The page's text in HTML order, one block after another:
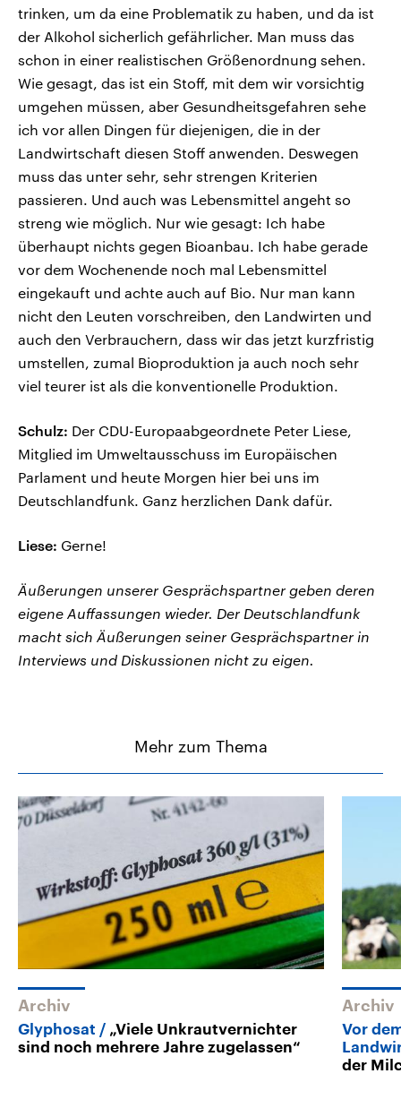
trinken, um da eine Problematik zu haben, und da ist
der Alkohol sicherlich gefährlicher. Man muss das
schon in einer realistischen Größenordnung sehen.
Wie gesagt, das ist ein Stoff, mit dem wir vorsichtig
umgehen müssen, aber Gesundheitsgefahren sehe
ich vor allen Dingen für diejenigen, die in der
Landwirtschaft diesen Stoff anwenden. Deswegen
muss das unter sehr, sehr strengen Kriterien
passieren. Und auch was Lebensmittel angeht so
streng wie möglich. Nur wie gesagt: Ich habe
überhaupt nichts gegen Bioanbau. Ich habe gerade
vor dem Wochenende noch mal Lebensmittel
eingekauft und achte auch auf Bio. Nur man kann
nicht den Leuten vorschreiben, den Landwirten und
auch den Verbrauchern, dass wir das jetzt kurzfristig
umstellen, zumal Bioproduktion ja auch noch sehr
viel teurer ist als die konventionelle Produktion.
Schulz: Der CDU-Europaabgeordnete Peter Liese,
Mitglied im Umweltausschuss im Europäischen
Parlament und heute Morgen hier bei uns im
Deutschlandfunk. Ganz herzlichen Dank dafür.
Liese: Gerne!
Äußerungen unserer Gesprächspartner geben deren
eigene Auffassungen wieder. Der Deutschlandfunk
macht sich Äußerungen seiner Gesprächspartner in
Interviews und Diskussionen nicht zu eigen.
Mehr zum Thema
Archiv
Glyphosat
„Viele Unkrautvernichter
sind noch mehrere Jahre zugelassen“
Archiv
Vor
der